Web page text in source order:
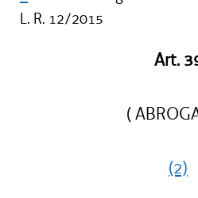
L. R. 12/2015
Art.
(
(2)